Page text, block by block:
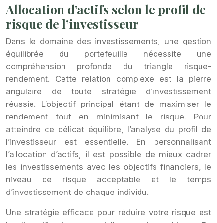
Allocation d’actifs selon le profil de
risque de l’investisseur
Dans le domaine des investissements, une gestion
équilibrée du portefeuille nécessite une
compréhension profonde du triangle risque-
rendement. Cette relation complexe est la pierre
angulaire de toute stratégie d’investissement
réussie. L’objectif principal étant de maximiser le
rendement tout en minimisant le risque. Pour
atteindre ce délicat équilibre, l’analyse du profil de
l’investisseur est essentielle. En personnalisant
l’allocation d’actifs, il est possible de mieux cadrer
les investissements avec les objectifs financiers, le
niveau de risque acceptable et le temps
d’investissement de chaque individu.
Une stratégie efficace pour réduire votre risque est